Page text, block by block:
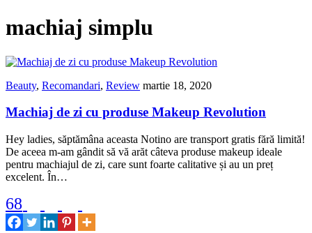
machiaj simplu
Beauty, Recomandari, Review martie 18, 2020
Machiaj de zi cu produse Makeup Revolution
Hey ladies, săptămâna aceasta Notino are transport gratis fără limită!
De aceea m-am gândit să vă arăt câteva produse makeup ideale
pentru machiajul de zi, care sunt foarte calitative și au un preț
excelent. În…
68